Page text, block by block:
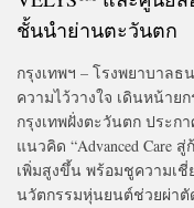
ชั้นนำย่านตะวันตก
กรุงเทพฯ – โรงพยาบาล
ความไว้วางใจ เดินหน้า
กรุงเทพฝั่งตะวันตก ประก
แนวคิด “Advanced Care
เพิ่มสูงขึ้น พร้อมชูความเ
นวัตกรรมหุ่นยนต์ช่วยผ่าตั